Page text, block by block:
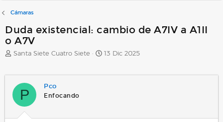
Cámaras
Duda existencial: cambio de A7IV a A1II
o A7V
A
r
Santa Siete Cuatro Siete
F
13 Dic 2025
P
Pco
Enfocando